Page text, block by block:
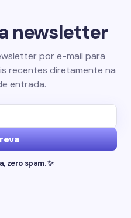
newsletter
por e-mail para
recentes diretamente na
entrada.
zero spam. ✨